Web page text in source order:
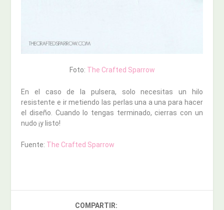
Foto: The Crafted Sparrow
En el caso de la pulsera, solo necesitas un hilo
resistente e ir metiendo las perlas una a una para hacer
el diseño. Cuando lo tengas terminado, cierras con un
nudo ¡y listo!
Fuente: The Crafted Sparrow
COMPARTIR: